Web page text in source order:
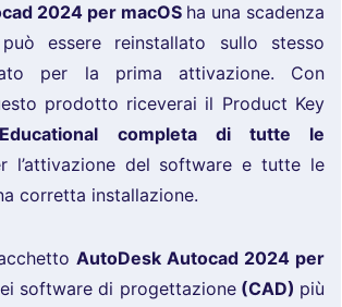
2024 per macOS ha una scadenza
essere reinstallato sullo stesso
per la prima attivazione. Con
prodotto riceverai il Product Key
completa di tutte le
l’attivazione del software e tutte le
corretta installazione.
AutoDesk Autocad 2024 per
software di progettazione(CAD) più